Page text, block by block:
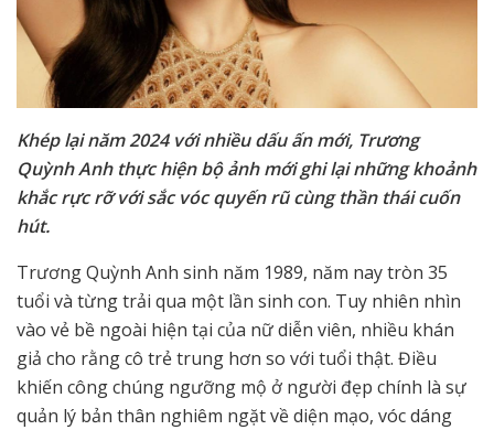
Khép lại năm 2024 với nhiều dấu ấn mới, Trương
Quỳnh Anh thực hiện bộ ảnh mới ghi lại những khoảnh
khắc rực rỡ với sắc vóc quyến rũ cùng thần thái cuốn
hút.
Trương Quỳnh Anh sinh năm 1989, năm nay tròn 35
tuổi và từng trải qua một lần sinh con. Tuy nhiên nhìn
vào vẻ bề ngoài hiện tại của nữ diễn viên, nhiều khán
giả cho rằng cô trẻ trung hơn so với tuổi thật. Điều
khiến công chúng ngưỡng mộ ở người đẹp chính là sự
quản lý bản thân nghiêm ngặt về diện mạo, vóc dáng